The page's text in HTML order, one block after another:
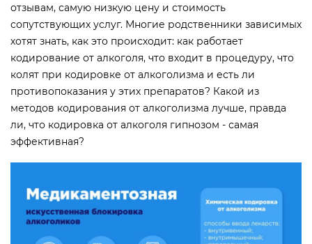
отзывам, самую низкую цену и стоимость
сопутствующих услуг. Многие родственники зависимых
хотят знать, как это происходит: как работает
кодирование от алкоголя, что входит в процедуру, что
колят при кодировке от алкоголизма и есть ли
противопоказания у этих препаратов? Какой из
методов кодирования от алкоголизма лучше, правда
ли, что кодировка от алкоголя гипнозом - самая
эффективная?